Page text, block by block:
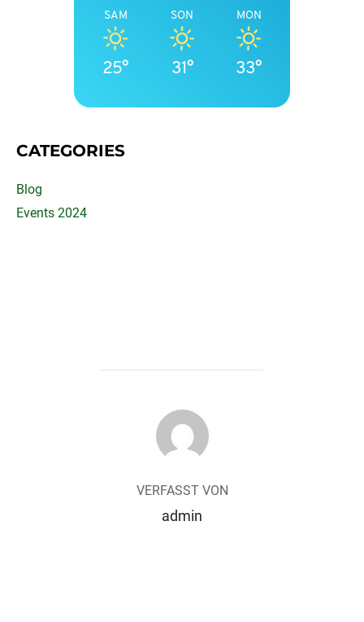
SAM
25°
SON
31°
MON
33°
CATEGORIES
Blog
Events 2024
BEITRAGSAUTOR
VERFASST VON
admin